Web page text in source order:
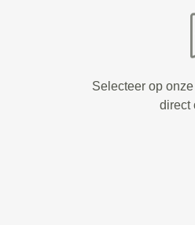
Selecteer op
direct